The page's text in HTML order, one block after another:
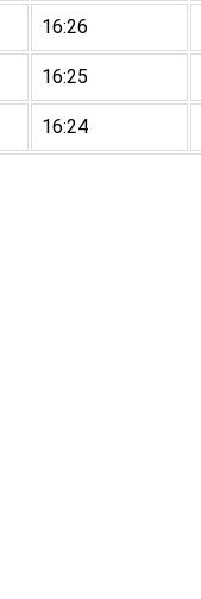
16:26
16:25
16:24